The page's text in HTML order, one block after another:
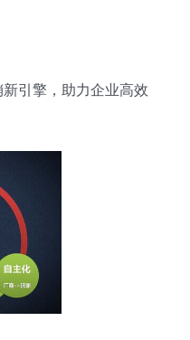
引擎，助力企业高效